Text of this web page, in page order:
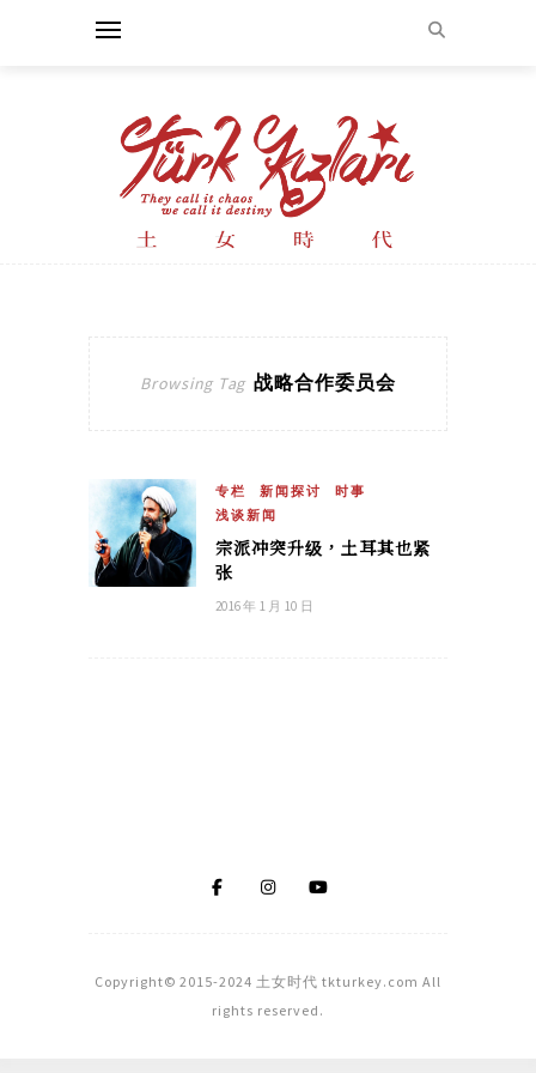
Browsing Tag 战略合作委员会
专栏 新闻探讨
时事
浅谈新闻
宗派冲突升级，土耳其也紧
张
2016 年 1 月 10 日
Copyright© 2015-2024 土女时代 tkturkey.com All
rights reserved.